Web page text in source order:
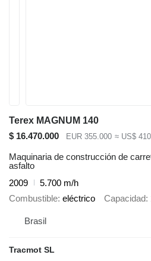
Terex MAGNUM 140
$ 16.470.000
EUR 355.000 ≈ US$
Maquinaria de construcción de
asfalto
2009
5.700 m/h
Combustible eléctrico Capacidad
Brasil
Tracmot SL